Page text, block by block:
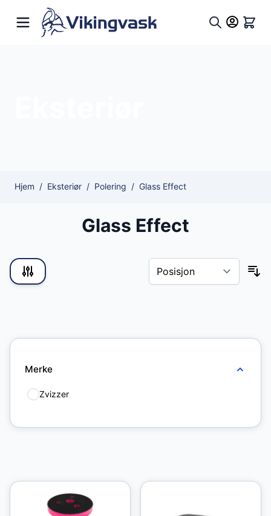
Hopp til innhold
Hjem / Eksteriør / Polering / Glass Effect
Glass Effect
Merke
Zvizzer
7